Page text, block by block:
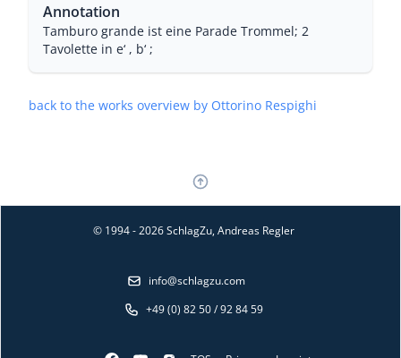
Annotation
Tamburo grande ist eine Parade Trommel; 2
Tavolette in e‘ , b‘ ;
back to the works overview by Ottorino Respighi
© 1994 - 2026 SchlagZu, Andreas Regler
info@schlagzu.com
+49 (0) 82 50 / 92 84 59